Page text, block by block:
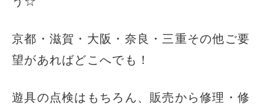
京都・滋賀・大阪・奈良・三重その他ご要
望があればどこへでも！
遊具の点検はもちろん、販売から修理・修